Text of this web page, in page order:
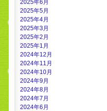
2025年6月
2025年5月
2025年4月
2025年3月
2025年2月
2025年1月
2024年12月
2024年11月
2024年10月
2024年9月
2024年8月
2024年7月
2024年6月